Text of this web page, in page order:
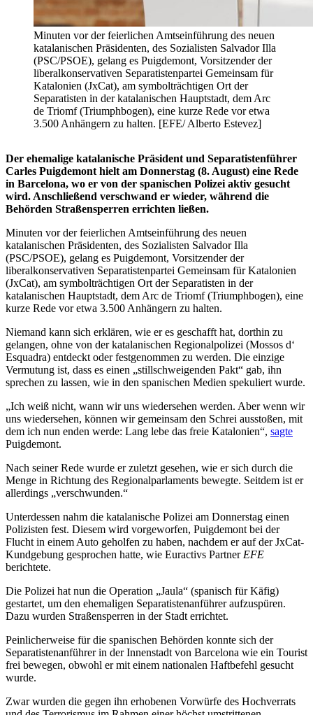
Minuten vor der feierlichen Amtseinführung des neuen
katalanischen Präsidenten, des Sozialisten Salvador Illa
(PSC/PSOE), gelang es Puigdemont, Vorsitzender der
liberalkonservativen Separatistenpartei Gemeinsam für
Katalonien (JxCat), am symbolträchtigen Ort der
Separatisten in der katalanischen Hauptstadt, dem Arc
de Triomf (Triumphbogen), eine kurze Rede vor etwa
3.500 Anhängern zu halten. [EFE/ Alberto Estevez]
Der ehemalige katalanische Präsident und Separatistenführer
Carles Puigdemont hielt am Donnerstag (8. August) eine Rede
in Barcelona, wo er von der spanischen Polizei aktiv gesucht
wird. Anschließend verschwand er wieder, während die
Behörden Straßensperren errichten ließen.
Minuten vor der feierlichen Amtseinführung des neuen
katalanischen Präsidenten, des Sozialisten Salvador Illa
(PSC/PSOE), gelang es Puigdemont, Vorsitzender der
liberalkonservativen Separatistenpartei Gemeinsam für Katalonien
(JxCat), am symbolträchtigen Ort der Separatisten in der
katalanischen Hauptstadt, dem Arc de Triomf (Triumphbogen), eine
kurze Rede vor etwa 3.500 Anhängern zu halten.
Niemand kann sich erklären, wie er es geschafft hat, dorthin zu
gelangen, ohne von der katalanischen Regionalpolizei (Mossos d‘
Esquadra) entdeckt oder festgenommen zu werden. Die einzige
Vermutung ist, dass es einen „stillschweigenden Pakt“ gab, ihn
sprechen zu lassen, wie in den spanischen Medien spekuliert wurde.
„Ich weiß nicht, wann wir uns wiedersehen werden. Aber wenn wir
uns wiedersehen, können wir gemeinsam den Schrei ausstoßen, mit
dem ich nun enden werde: Lang lebe das freie Katalonien“, sagte
Puigdemont.
Nach seiner Rede wurde er zuletzt gesehen, wie er sich durch die
Menge in Richtung des Regionalparlaments bewegte. Seitdem ist er
allerdings „verschwunden.“
Unterdessen nahm die katalanische Polizei am Donnerstag einen
Polizisten fest. Diesem wird vorgeworfen, Puigdemont bei der
Flucht in einem Auto geholfen zu haben, nachdem er auf der JxCat-
Kundgebung gesprochen hatte, wie Euractivs Partner EFE
berichtete.
Die Polizei hat nun die Operation „Jaula“ (spanisch für Käfig)
gestartet, um den ehemaligen Separatistenanführer aufzuspüren.
Dazu wurden Straßensperren in der Stadt errichtet.
Peinlicherweise für die spanischen Behörden konnte sich der
Separatistenanführer in der Innenstadt von Barcelona wie ein Tourist
frei bewegen, obwohl er mit einem nationalen Haftbefehl gesucht
wurde.
Zwar wurden die gegen ihn erhobenen Vorwürfe des Hochverrats